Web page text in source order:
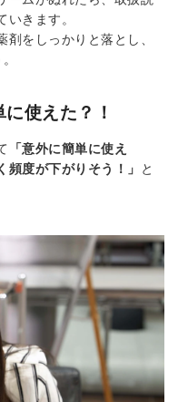
きます。
をしっかりと落とし、
。
使えた？！
「意外に簡単に使え
度が下がりそう！」
と